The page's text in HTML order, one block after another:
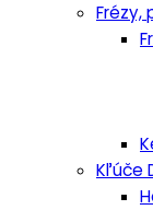
Frézy,
Kľúče